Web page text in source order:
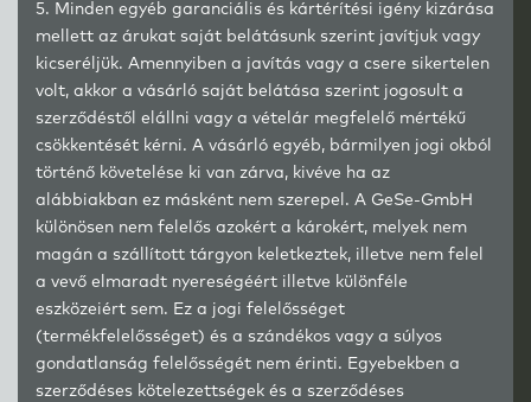
5. Minden egyéb garanciális és kártérítési igény kizárása
mellett az árukat saját belátásunk szerint javítjuk vagy
kicseréljük. Amennyiben a javítás vagy a csere sikertelen
volt, akkor a vásárló saját belátása szerint jogosult a
szerződéstől elállni vagy a vételár megfelelő mértékű
csökkentését kérni. A vásárló egyéb, bármilyen jogi okból
történő követelése ki van zárva, kivéve ha az
alábbiakban ez másként nem szerepel. A GeSe-GmbH
különösen nem felelős azokért a károkért, melyek nem
magán a szállított tárgyon keletkeztek, illetve nem felel
a vevő elmaradt nyereségéért illetve különféle
eszközeiért sem. Ez a jogi felelősséget
(termékfelelősséget) és a szándékos vagy a súlyos
gondatlanság felelősségét nem érinti. Egyebekben a
szerződéses kötelezettségek és a szerződéses